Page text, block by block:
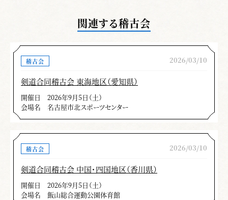
関連する稽古会
稽古会 2026/03/10
剣道合同稽古会 東海地区（愛知県）
開催日
2026年9月5日（土）
会場名
名古屋市北スポーツセンター
稽古会 2026/03/10
剣道合同稽古会 中国・四国地区（香川県）
開催日
2026年9月5日（土）
会場名
飯山総合運動公園体育館